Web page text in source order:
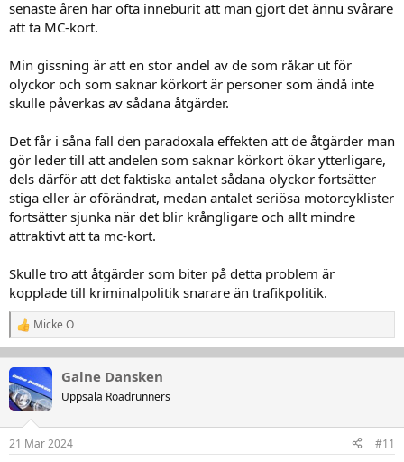
senaste åren har ofta inneburit att man gjort det ännu svårare
att ta MC-kort.
Min gissning är att en stor andel av de som råkar ut för
olyckor och som saknar körkort är personer som ändå inte
skulle påverkas av sådana åtgärder.
Det får i såna fall den paradoxala effekten att de åtgärder man
gör leder till att andelen som saknar körkort ökar ytterligare,
dels därför att det faktiska antalet sådana olyckor fortsätter
stiga eller är oförändrat, medan antalet seriösa motorcyklister
fortsätter sjunka när det blir krångligare och allt mindre
attraktivt att ta mc-kort.
Skulle tro att åtgärder som biter på detta problem är
kopplade till kriminalpolitik snarare än trafikpolitik.
R
e
a
k
t
i
n
e
Micke O
Galne Dansken
Uppsala Roadrunners
21 Mar 2024 #11